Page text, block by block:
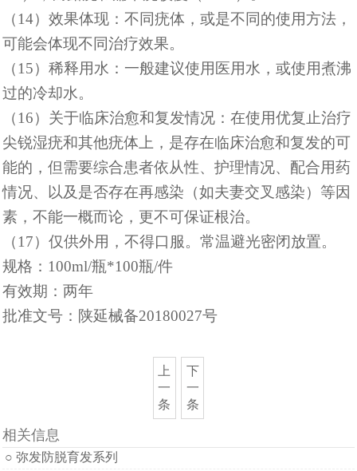
（14）效果体现：不同疣体，或是不同的使用方法，
可能会体现不同治疗效果。
（15）稀释用水：一般建议使用医用水，或使用煮沸
过的冷却水。
（16）关于临床治愈和复发情况：在使用优复止治疗
尖锐湿疣和其他疣体上，是存在临床治愈和复发的可
能的，但需要综合患者依从性、护理情况、配合用药
情况、以及是否存在再感染（如夫妻交叉感染）等因
素，不能一概而论，更不可保证根治。
（17）仅供外用，不得口服。常温避光密闭放置。
规格： 100ml/瓶*100瓶/件
有效期：两年
批准文号：陕延械备20180027号
上
一
条
下
一
条
相关信息
○ 弥发防脱育发系列